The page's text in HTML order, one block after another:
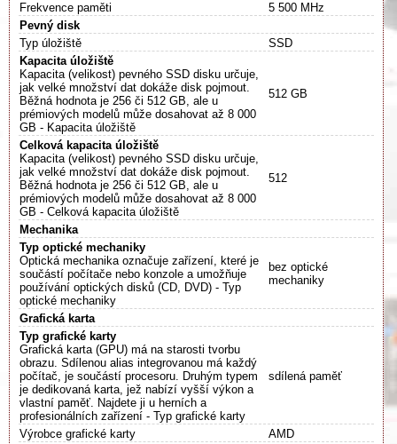
Frekvence paměti
5 500 MHz
Pevný disk
Typ úložiště
SSD
Kapacita úložiště
Kapacita (velikost) pevného SSD disku určuje,
jak velké množství dat dokáže disk pojmout.
Běžná hodnota je 256 či 512 GB, ale u
prémiových modelů může dosahovat až 8 000
GB - Kapacita úložiště
512 GB
Celková kapacita úložiště
Kapacita (velikost) pevného SSD disku určuje,
jak velké množství dat dokáže disk pojmout.
Běžná hodnota je 256 či 512 GB, ale u
prémiových modelů může dosahovat až 8 000
GB - Celková kapacita úložiště
512
Mechanika
Typ optické mechaniky
Optická mechanika označuje zařízení, které je
součástí počítače nebo konzole a umožňuje
používání optických disků (CD, DVD) - Typ
optické mechaniky
bez optické
mechaniky
Grafická karta
Typ grafické karty
Grafická karta (GPU) má na starosti tvorbu
obrazu. Sdílenou alias integrovanou má každý
počítač, je součástí procesoru. Druhým typem
je dedikovaná karta, jež nabízí vyšší výkon a
vlastní paměť. Najdete ji u herních a
profesionálních zařízení - Typ grafické karty
sdílená paměť
Výrobce grafické karty
AMD